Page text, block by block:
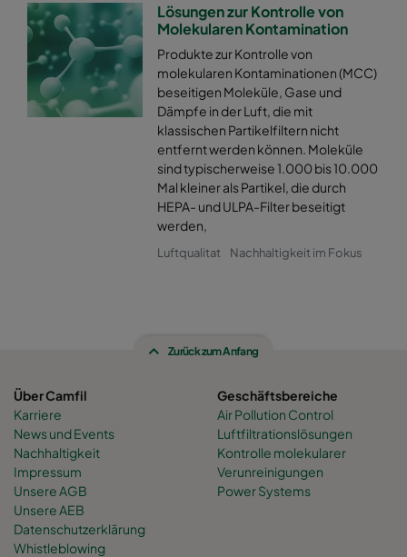
Lösungen zur Kontrolle von
Molekularen Kontamination
Produkte zur Kontrolle von
molekularen Kontaminationen (MCC)
beseitigen Moleküle, Gase und
Dämpfe in der Luft, die mit
klassischen Partikelfiltern nicht
entfernt werden können. Moleküle
sind typischerweise 1.000 bis 10.000
Mal kleiner als Partikel, die durch
HEPA- und ULPA-Filter beseitigt
werden,
Luftqualitat Nachhaltigkeit im Fokus
Zurück zum Anfang
Über Camfil
Karriere
News und Events
Nachhaltigkeit
Impressum
Unsere AGB
Unsere AEB
Datenschutzerklärung
Whistleblowing
Geschäftsbereiche
Air Pollution Control
Luftfiltrationslösungen
Kontrolle molekularer
Verunreinigungen
Power Systems